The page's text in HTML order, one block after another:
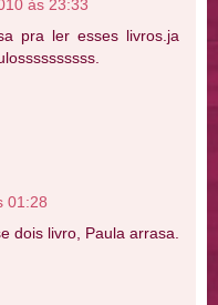
às 23:33
pra ler esses livros.ja
01:28
dois livro, Paula arrasa.